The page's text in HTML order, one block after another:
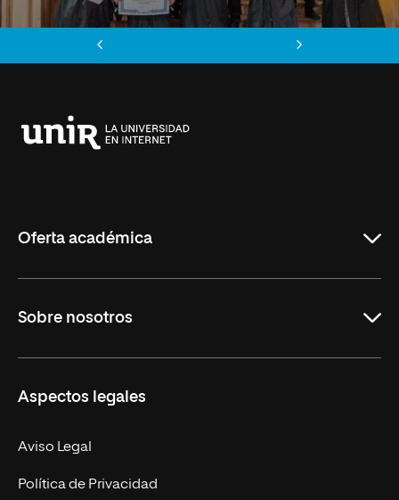
Oferta académica
Másteres Oficiales
Doctorados
Experto Universitario
Postgrados
Sobre nosotros
Facultades
Nuestro Equipo
Trabaja en UNIR
Aspectos legales
Aviso Legal
Política de Privacidad